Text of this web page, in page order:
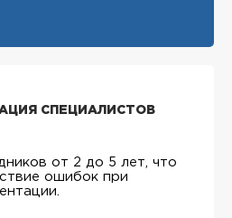
СПЕЦИАЛИСТОВ
от 2 до 5 лет, что
ошибок при